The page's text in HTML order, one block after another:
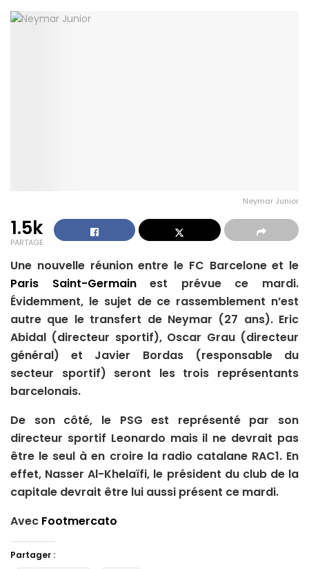
Neymar Junior
1.5k
PARTAGE
Une nouvelle réunion entre le FC Barcelone et le
Paris Saint-Germainest prévue ce mardi.
Évidemment, le sujet de ce rassemblement n’est
autre que le transfert de Neymar (27 ans). Eric
Abidal (directeur sportif), Oscar Grau (directeur
général) et Javier Bordas (responsable du
secteur sportif) seront les trois représentants
barcelonais.
De son côté, le PSG est représenté par son
directeur sportif Leonardo mais il ne devrait pas
être le seul à en croire la radio catalane RAC1. En
effet, Nasser Al-Khelaïfi, le président du club de la
capitale devrait être lui aussi présent ce mardi.
Avec Footmercato
Partager :